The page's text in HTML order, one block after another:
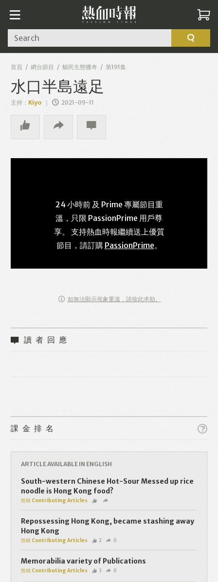
Search
首頁 網台節目 貓民生態獵奇 第191集
水口半島遠足
主持： Kiyo 2021-09-11
24 小時前 及 Prime 專屬節目重
溫，只限 PassionPrime 用戶尊
享。 支持熱血時報繼續送上優質
節目，請訂購 PassionPrime。
如無法顯示視象重溫，請按此求助。
讀者回應
課金排名
ARTICLE AVAILABLE IN ENGLISH
South-western Chinese Hot-Sour Messed up rice
noodle is Hong Kong food?
投稿 Contributing Articles
Repossessing Hong Kong, became stashing away
Hong Kong
投稿 Contributing Articles 2 0
Memorabilia variety of Publications
投稿 Contributing Articles 3 0